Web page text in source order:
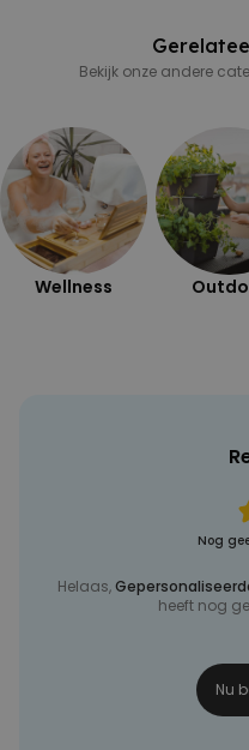
Bekijk onze andere
Wellness
Nog
Helaas,
heeft nog
Nu